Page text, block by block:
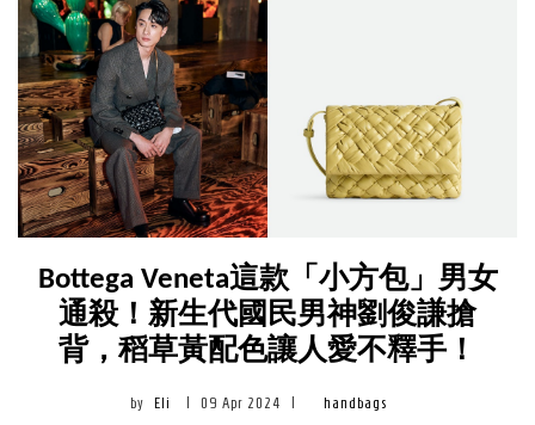
Bottega Veneta這款「小方包」男女
通殺！新生代國民男神劉俊謙搶
背，稻草黃配色讓人愛不釋手！
by Eli 09 Apr 2024 handbags